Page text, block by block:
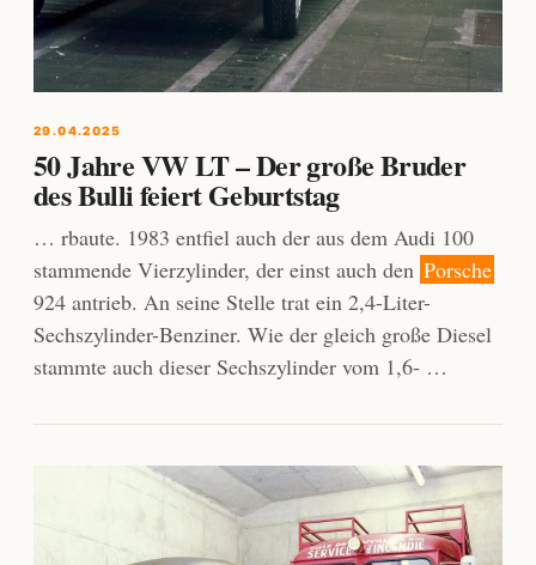
29.04.2025
50 Jahre VW LT – Der große Bruder
des Bulli feiert Geburtstag
… rbaute. 1983 entfiel auch der aus dem Audi 100
stammende Vierzylinder, der einst auch den Porsche
924 antrieb. An seine Stelle trat ein 2,4-Liter-
Sechszylinder-Benziner. Wie der gleich große Diesel
stammte auch dieser Sechszylinder vom 1,6- …